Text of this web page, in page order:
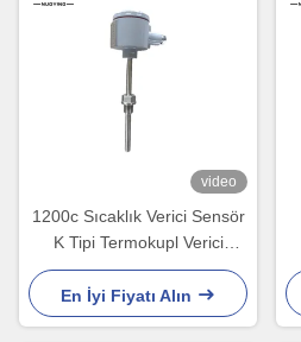
video
1200c Sıcaklık Verici Sensör
K Tipi Termokupl Verici
0.5mm
En İyi Fiyatı Alın